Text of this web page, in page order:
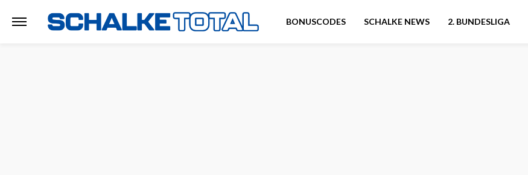
BONUSCODES SCHALKE NEWS 2. BUNDESLIGA